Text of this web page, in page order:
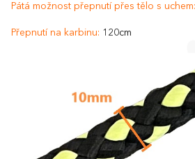
Pátá možnost přepnutí přes tělo s uchem:
Přepnutí na karbinu: 120cm